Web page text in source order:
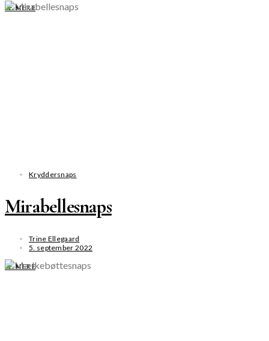
SE MERE
Kryddersnaps
Mirabellesnaps
Trine Ellegaard
5. september 2022
SE MERE